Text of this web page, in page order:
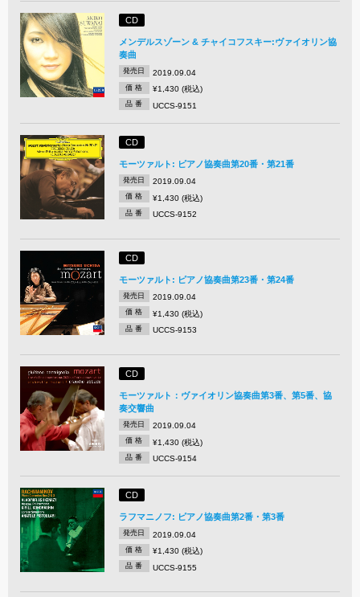
CD
メンデルスゾーン & チャイコフスキー:ヴァイオリン協
奏曲
発売日 2019.09.04
価 格 ¥1,430 (税込)
品 番 UCCS-9151
CD
モーツァルト: ピアノ協奏曲第20番・第21番
発売日 2019.09.04
価 格 ¥1,430 (税込)
品 番 UCCS-9152
CD
モーツァルト: ピアノ協奏曲第23番・第24番
発売日 2019.09.04
価 格 ¥1,430 (税込)
品 番 UCCS-9153
CD
モーツァルト：ヴァイオリン協奏曲第3番、第5番、協
奏交響曲
発売日 2019.09.04
価 格 ¥1,430 (税込)
品 番 UCCS-9154
CD
ラフマニノフ: ピアノ協奏曲第2番・第3番
発売日 2019.09.04
価 格 ¥1,430 (税込)
品 番 UCCS-9155